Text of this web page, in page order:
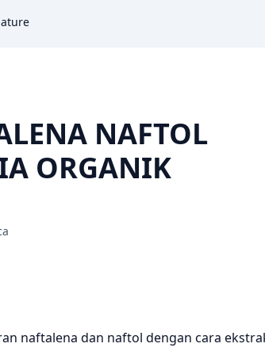
NAFTOL
ORGANIK
naftalena dan naftol dengan cara